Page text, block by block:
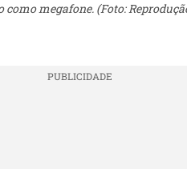
como megafone. (Foto: